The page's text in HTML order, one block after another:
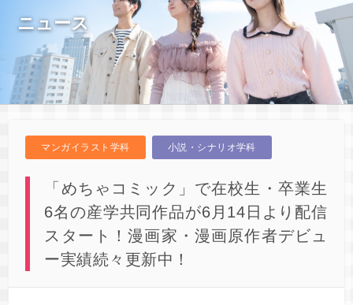
ニュース
マンガイラスト学科 小説・シナリオ学科
「めちゃコミック」で在校生・卒業生
6名の産学共同作品が6月14日より配信
スタート！漫画家・漫画原作者デビュ
ー実績続々更新中！